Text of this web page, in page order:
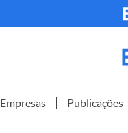
Empresas Publicações